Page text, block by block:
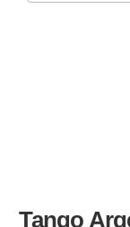
ICS
Tango